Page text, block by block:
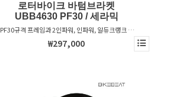
로터바이크 바텀브라켓
UBB4630 PF30 / 세라믹
PF30규격 프레임과 2인파워, 인파워, 알듀크랭크 &
베가스트 크랭크를 위한 바텀브라켓
₩297,000